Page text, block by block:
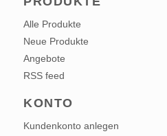
Alle Produkte
Neue Produkte
Angebote
RSS feed
KONTO
Kundenkonto anlegen